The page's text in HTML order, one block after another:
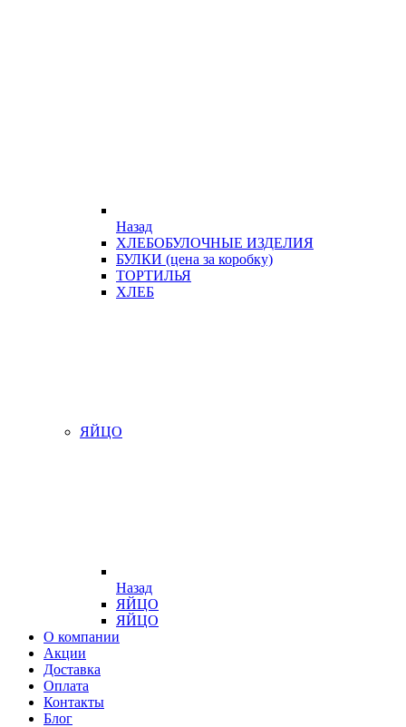
Назад
ХЛЕБОБУЛОЧНЫЕ ИЗДЕЛИЯ
БУЛКИ (цена за коробку)
ТОРТИЛЬЯ
ХЛЕБ
ЯЙЦО
Назад
ЯЙЦО
ЯЙЦО
О компании
Акции
Доставка
Оплата
Контакты
Блог